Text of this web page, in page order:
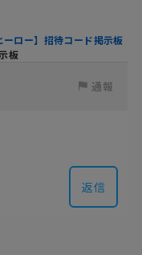
ーロー】招待コード掲示板
板
通報
返信